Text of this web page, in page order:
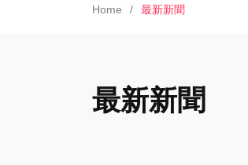
Home 最新新聞
最新新聞